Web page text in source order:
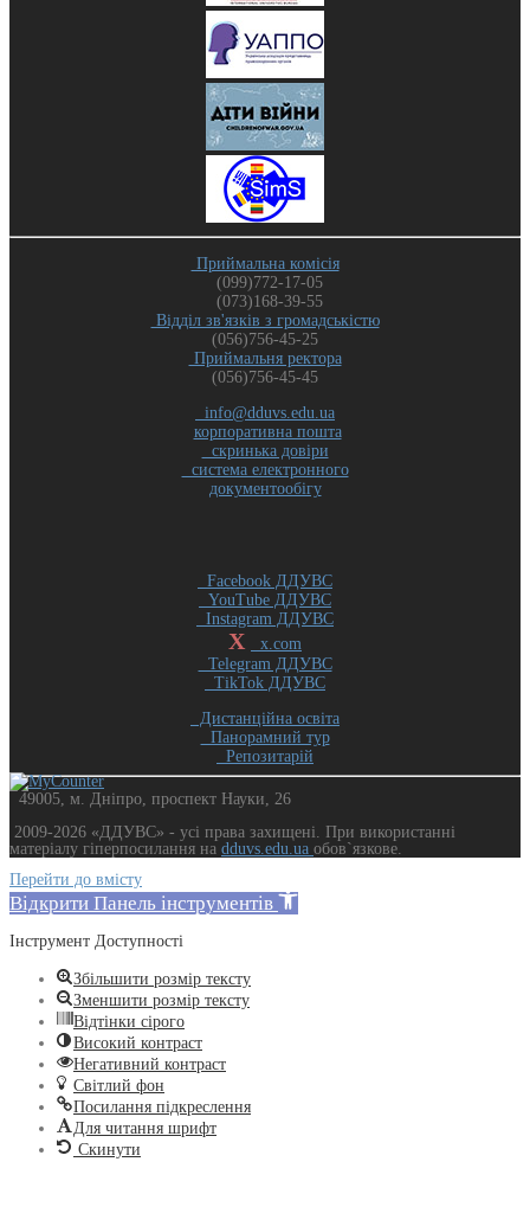
Приймальна комісія
(099)772-17-05
(073)168-39-55
Відділ зв'язків з громадськістю
(056)756-45-25
Приймальня ректора
(056)756-45-45
info@dduvs.edu.ua
корпоративна пошта
скринька довіри
система електронного
документообігу
Facebook ДДУВС
YouTube ДДУВС
Instagram ДДУВС
X
x.com
Telegram ДДУВС
TikTok ДДУВС
Дистанційна освіта
Панорамний тур
Репозитарій
49005, м. Дніпро, проспект Науки, 26
2009-2026 «ДДУВС» - усi права захищенi. При використанні
матеріалу гіперпосилання на dduvs.edu.ua обов`язкове.
Перейти до вмісту
Відкрити Панель інструментів
Інструмент Доступності
Збільшити розмір тексту
Зменшити розмір тексту
Відтінки сірого
Високий контраст
Негативний контраст
Світлий фон
Посилання підкреслення
Для читання шрифт
Скинути